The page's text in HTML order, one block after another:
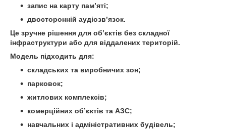
запис на карту пам’яті;
двосторонній аудіозв’язок.
Це зручне рішення для об’єктів без складної
інфраструктури або для віддалених територій.
Модель підходить для:
складських та виробничих зон;
парковок;
житлових комплексів;
комерційних об’єктів та АЗС;
навчальних і адміністративних будівель;